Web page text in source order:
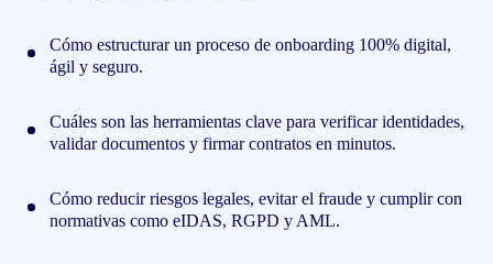
Cómo estructurar un proceso de onboarding 100% digital,
ágil y seguro.
Cuáles son las herramientas clave para verificar identidades,
validar documentos y firmar contratos en minutos.
Cómo reducir riesgos legales, evitar el fraude y cumplir con
normativas como eIDAS, RGPD y AML.